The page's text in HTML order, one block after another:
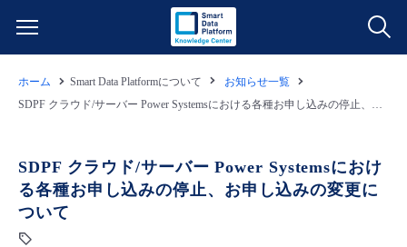
クラウド/サーバー
データ利活用
料金情報
ホーム Smart Data Platformについて
お知らせ一覧
SDPF クラウド/サーバー Power Systemsにおける各種お申し込みの停止、お申し込みの変更について
SDPF クラウド/サーバー Power Systemsにおけ
る各種お申し込みの停止、お申し込みの変更に
ついて